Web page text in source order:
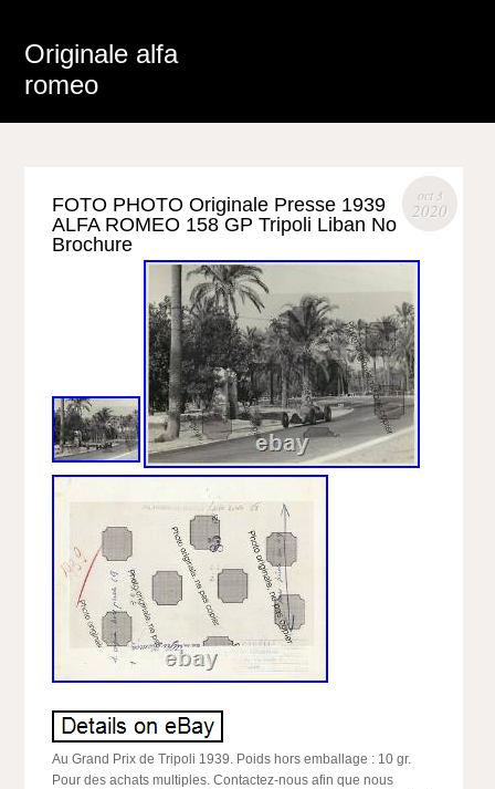
Originale alfa
romeo
oct 3
2020
FOTO PHOTO Originale Presse 1939
ALFA ROMEO 158 GP Tripoli Liban No
Brochure
Au Grand Prix de Tripoli 1939. Poids hors emballage : 10 gr.
Pour des achats multiples. Contactez-nous afin que nous